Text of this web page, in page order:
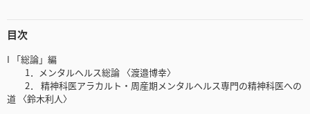
目次
I 「総論」編
1．メンタルヘルス総論 〈渡邉博幸〉
2． 精神科医アラカルト・周産期メンタルヘルス専門の精神科医への
道 〈鈴木利人〉